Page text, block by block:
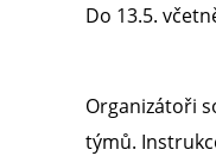
Do 13.5.
Organizátoři
týmů.